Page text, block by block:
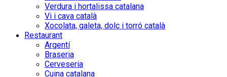
Verdura i hortalissa catalana
Vi i cava català
Xocolata, galeta, dolç i torró català
Restaurant
Argentí
Braseria
Cerveseria
Cuina catalana